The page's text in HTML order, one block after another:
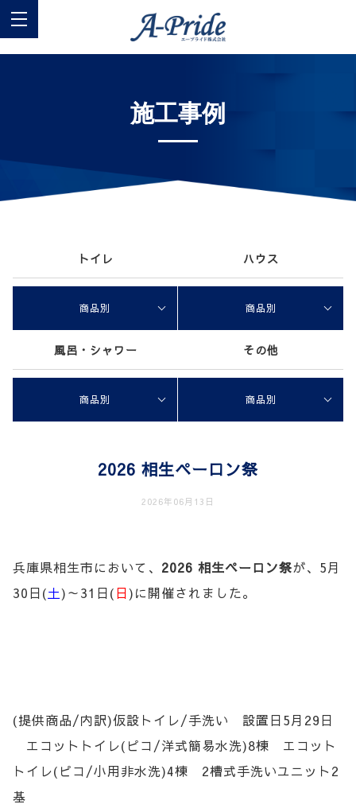
施工事例
トイレ ハウス
商品別 商品別
風呂・シャワー その他
商品別 商品別
2026 相生ペーロン祭
2026年06月13日
兵庫県相生市において、 2026 相生ペーロン祭が、5月
30日(土)～31日(日)に開催されました。
(提供商品/内訳)仮設トイレ/手洗い 設置日5月29日
エコットトイレ(ピコ/洋式簡易水洗)8棟 エコット
トイレ(ピコ/小用非水洗)4棟 2槽式手洗いユニット2
基